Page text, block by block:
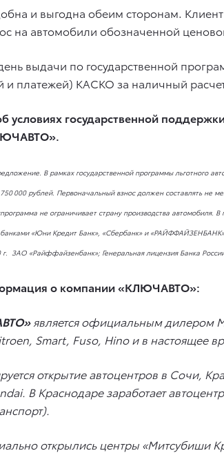
и выгодна обеим сторонам. Клиент
на автомобили обозначенной
выдачи по государственной
и платежей) КАСКО за наличный
условиях государственной
В рамках государственной программы льготного
000 рублей. Первоначальный взнос должен составлять не
не ограничивает страну производства
банками «Юни Кредит Банк», «Сбербанк» и
ЗАО «Райффайзенбанк»; Генеральная лицензия Банка
о компании «КЛЮЧАВТО»:
является официальным дилером
Smart, Fuso, Hino и в настоящее
открытие автоцентров в Сочи,
В Краснодаре заработает
открылись центры «Митсубиши